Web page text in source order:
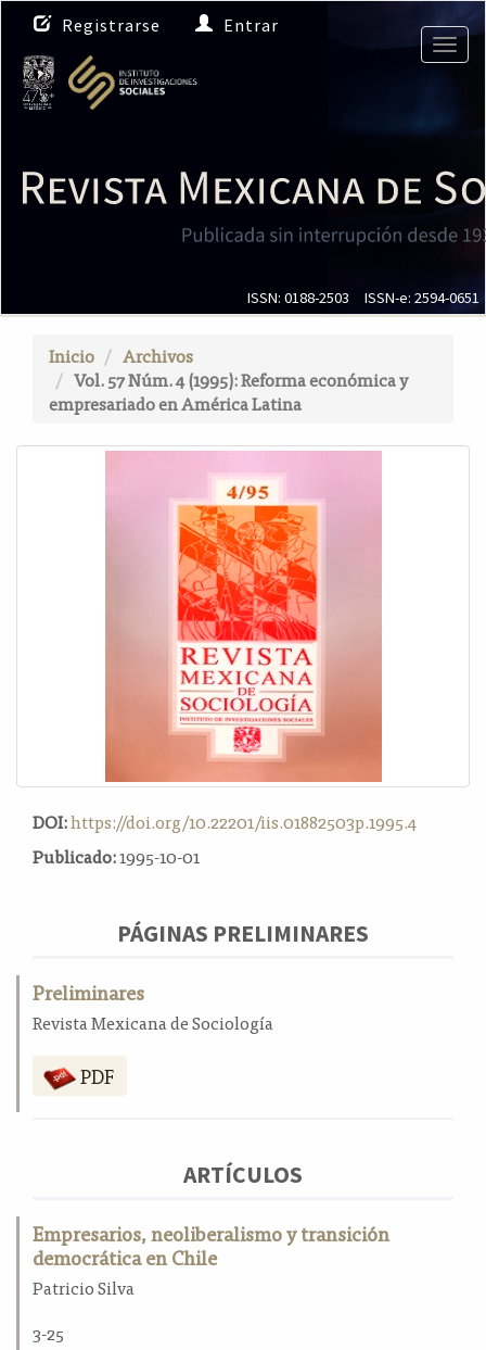
N
a
v
e
g
i
ó
n
c
a
l
p
a
l
a
l
a
e
Registrarse Entrar
ISSN: 0188-2503 ISSN-e: 2594-0651
Inicio
Archivos
Vol. 57 Núm. 4 (1995): Reforma económica y
empresariado en América Latina
DOI:https://doi.org/10.22201/iis.01882503p.1995.4
Publicado:1995-10-01
PÁGINAS PRELIMINARES
Preliminares
Revista Mexicana de Sociología
PDF
ARTÍCULOS
Empresarios, neoliberalismo y transición
democrática en Chile
Patricio Silva
3-25